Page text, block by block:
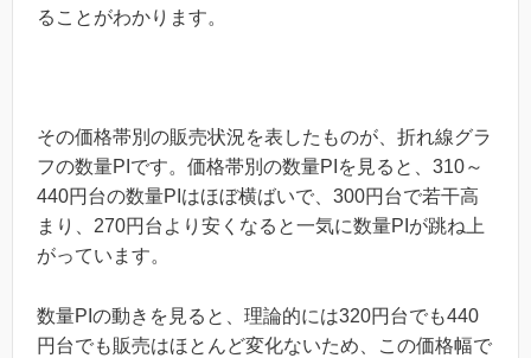
ることがわかります。
その価格帯別の販売状況を表したものが、折れ線グラ
フの数量PIです。価格帯別の数量PIを見ると、310～
440円台の数量PIはほぼ横ばいで、300円台で若干高
まり、270円台より安くなると一気に数量PIが跳ね上
がっています。
数量PIの動きを見ると、理論的には320円台でも440
円台でも販売はほとんど変化ないため、この価格幅で